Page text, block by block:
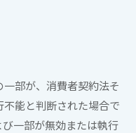
部が、消費者契約法そ
能と判断された場合で
一部が無効または執行